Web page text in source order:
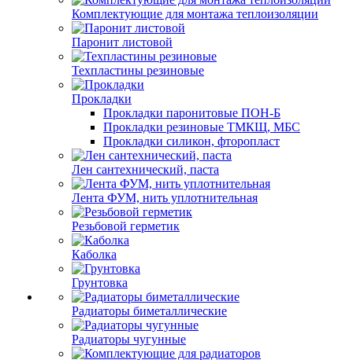
Комплектующие для монтажа теплоизоляции
Паронит листовой
Техпластины резиновые
Прокладки
Прокладки паронитовые ПОН-Б
Прокладки резиновые ТМКЩ, МБС
Прокладки силикон, фторопласт
Лен сантехнический, паста
Лента ФУМ, нить уплотнительная
Резьбовой герметик
Каболка
Грунтовка
Радиаторы биметаллические
Радиаторы чугунные